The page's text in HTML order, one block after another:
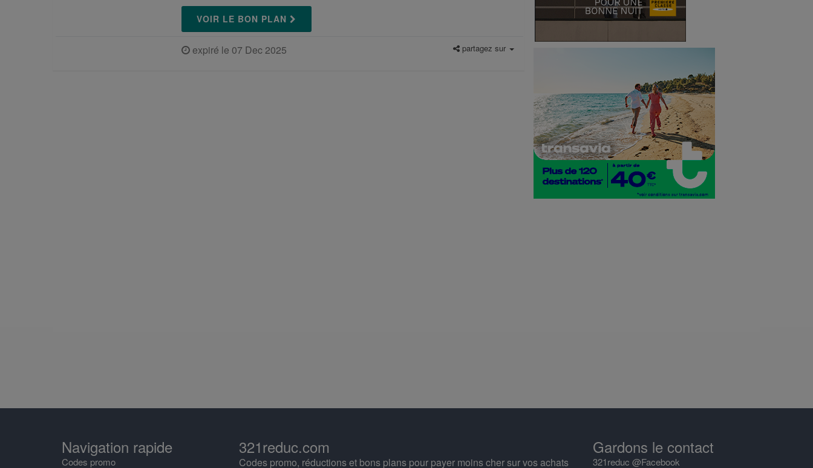
VOIR LE BON PLAN
expiré le 07 Dec 2025 partagez sur
Navigation rapide
Codes promo
321reduc.com
Codes promo, réductions et bons plans pour payer moins cher sur vos achats
Gardons le contact
321reduc @Facebook